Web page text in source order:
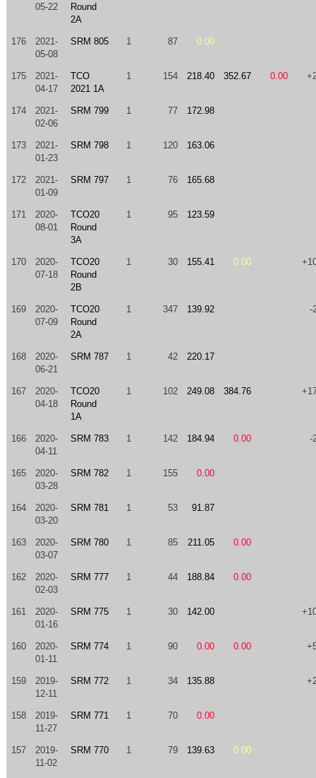
05-22
Round
2A
176
2021-
05-08
SRM 805 1 87 0.00
175
2021-
04-17
TCO
2021 1A
1 154 218.40 352.67 0.00
174
2021-
02-06
SRM 799 1 77 172.98
173
2021-
01-23
SRM 798 1 120 163.06
172
2021-
01-09
SRM 797 1 76 165.68
171
2020-
08-01
TCO20
Round
3A
1 95 123.59
170
2020-
07-18
TCO20
Round
2B
1 30 155.41 0.00
169
2020-
07-09
TCO20
Round
2A
1 347 139.92 -
168
2020-
06-21
SRM 787 1 42 220.17
167
2020-
04-18
TCO20
Round
1A
1 102 249.08 384.76
166
2020-
04-11
SRM 783 1 142 184.94 0.00 -
165
2020-
03-28
SRM 782 1 155 0.00
164
2020-
03-20
SRM 781 1 53 91.87
163
2020-
03-07
SRM 780 1 85 211.05 0.00
162
2020-
02-03
SRM 777 1 44 188.84 0.00
161
2020-
01-16
SRM 775 1 30 142.00
160
2020-
01-11
SRM 774 1 90 0.00 0.00
159
2019-
12-11
SRM 772 1 34 135.88
158
2019-
11-27
SRM 771 1 70 0.00
157
2019-
11-02
SRM 770 1 79 139.63 0.00